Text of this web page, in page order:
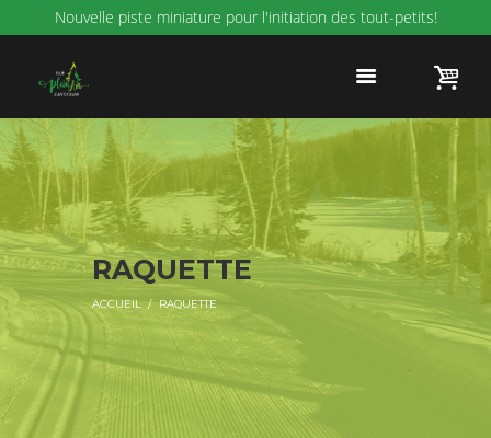
Nouvelle piste miniature pour l'initiation des tout-petits!
RAQUETTE
ACCUEIL RAQUETTE